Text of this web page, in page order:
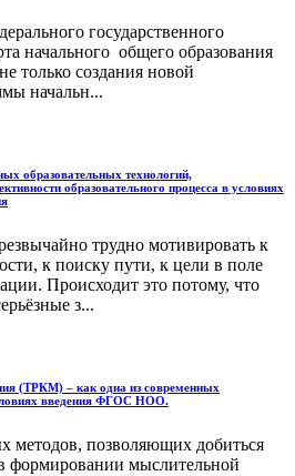
государственного
начального общего образования
только создания новой
начальн...
образовательных технологий,
образовательного процесса в условиях
трудно мотивировать к
к поиску пути, к цели в поле
Происходит это потому, что
з...
(ТРКМ) – как одна из современных
введения ФГОС НОО.
позволяющих добиться
формировании мыслительной